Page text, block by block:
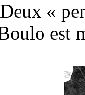
«
est